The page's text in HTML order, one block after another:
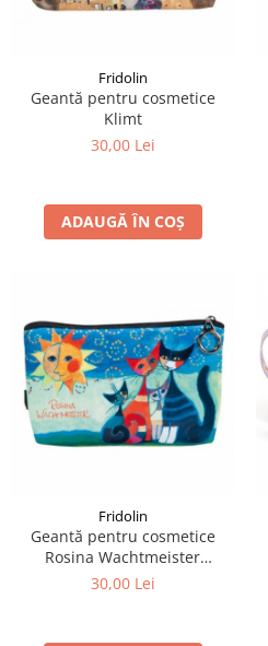
LEGO Art
LEGO Architecture
LEGO Speed Champions
Fridolin
Geantă pentru cosmetice
Klimt
30,00 Lei
ADAUGĂ ÎN COȘ
Fridolin
Geantă pentru cosmetice
Rosina Wachtmeister
Momenti di felicita
30,00 Lei